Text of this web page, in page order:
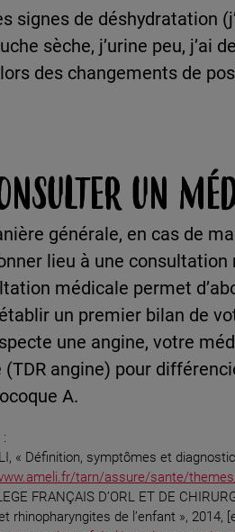
signes de déshydratation
sèche, j’urine peu, j’ai
des changements de
UN
générale, en cas de
lieu à une
médicale permet
un premier bilan de
une angine, votre
(TDR angine) pour
A.
« Définition, symptômes et diagnostic
tarn/assure/sante/
FRANÇAIS D’ORL ET DE
rhinopharyngites de l’enfant », 2014,